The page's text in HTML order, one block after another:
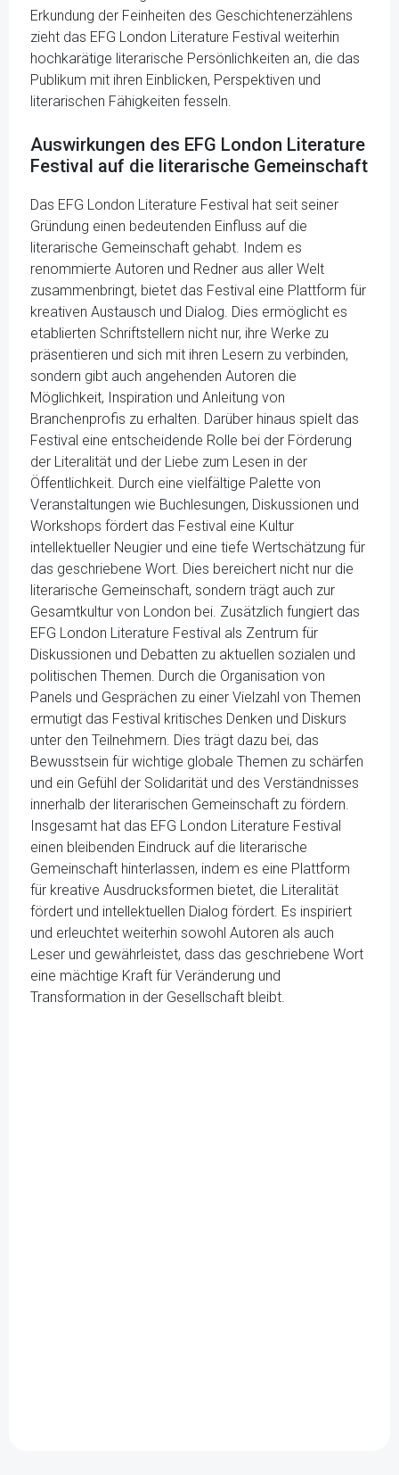
Erkundung der Feinheiten des Geschichtenerzählens
zieht das EFG London Literature Festival weiterhin
hochkarätige literarische Persönlichkeiten an, die das
Publikum mit ihren Einblicken, Perspektiven und
literarischen Fähigkeiten fesseln.
Auswirkungen des EFG London Literature
Festival auf die literarische Gemeinschaft
Das EFG London Literature Festival hat seit seiner
Gründung einen bedeutenden Einfluss auf die
literarische Gemeinschaft gehabt. Indem es
renommierte Autoren und Redner aus aller Welt
zusammenbringt, bietet das Festival eine Plattform für
kreativen Austausch und Dialog. Dies ermöglicht es
etablierten Schriftstellern nicht nur, ihre Werke zu
präsentieren und sich mit ihren Lesern zu verbinden,
sondern gibt auch angehenden Autoren die
Möglichkeit, Inspiration und Anleitung von
Branchenprofis zu erhalten. Darüber hinaus spielt das
Festival eine entscheidende Rolle bei der Förderung
der Literalität und der Liebe zum Lesen in der
Öffentlichkeit. Durch eine vielfältige Palette von
Veranstaltungen wie Buchlesungen, Diskussionen und
Workshops fördert das Festival eine Kultur
intellektueller Neugier und eine tiefe Wertschätzung für
das geschriebene Wort. Dies bereichert nicht nur die
literarische Gemeinschaft, sondern trägt auch zur
Gesamtkultur von London bei. Zusätzlich fungiert das
EFG London Literature Festival als Zentrum für
Diskussionen und Debatten zu aktuellen sozialen und
politischen Themen. Durch die Organisation von
Panels und Gesprächen zu einer Vielzahl von Themen
ermutigt das Festival kritisches Denken und Diskurs
unter den Teilnehmern. Dies trägt dazu bei, das
Bewusstsein für wichtige globale Themen zu schärfen
und ein Gefühl der Solidarität und des Verständnisses
innerhalb der literarischen Gemeinschaft zu fördern.
Insgesamt hat das EFG London Literature Festival
einen bleibenden Eindruck auf die literarische
Gemeinschaft hinterlassen, indem es eine Plattform
für kreative Ausdrucksformen bietet, die Literalität
fördert und intellektuellen Dialog fördert. Es inspiriert
und erleuchtet weiterhin sowohl Autoren als auch
Leser und gewährleistet, dass das geschriebene Wort
eine mächtige Kraft für Veränderung und
Transformation in der Gesellschaft bleibt.